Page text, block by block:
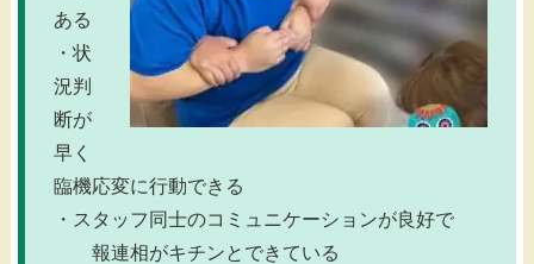
ある
・状
況判
断が
早く
臨機応変に行動できる
・スタッフ同士のコミュニケーションが良好で
報連相がキチンとできている